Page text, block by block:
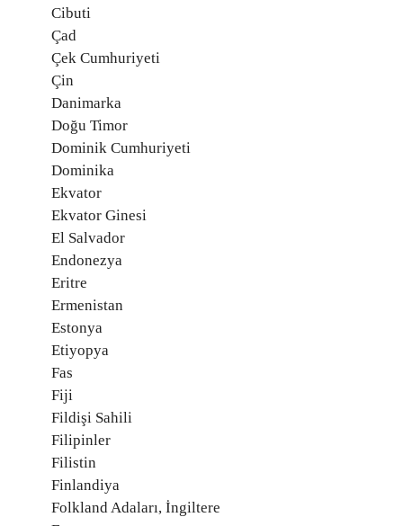
Cibuti
Çad
Çek Cumhuriyeti
Çin
Danimarka
Doğu Timor
Dominik Cumhuriyeti
Dominika
Ekvator
Ekvator Ginesi
El Salvador
Endonezya
Eritre
Ermenistan
Estonya
Etiyopya
Fas
Fiji
Fildişi Sahili
Filipinler
Filistin
Finlandiya
Folkland Adaları, İngiltere